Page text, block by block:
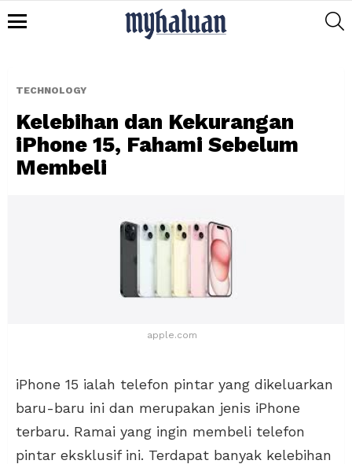
TECHNOLOGY
Kelebihan dan Kekurangan
iPhone 15, Fahami Sebelum
Membeli
apple.com
iPhone 15 ialah telefon pintar yang dikeluarkan
baru-baru ini dan merupakan jenis iPhone
terbaru. Ramai yang ingin membeli telefon
pintar eksklusif ini. Terdapat banyak kelebihan